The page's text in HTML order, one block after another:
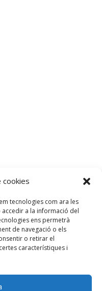
cookies
tecnologies com ara les
a la informació del
ens permetrà
de navegació o els
o retirar el
característiques i